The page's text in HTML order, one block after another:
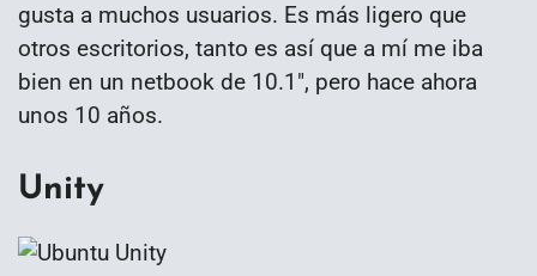
gusta a muchos usuarios. Es más ligero que
otros escritorios, tanto es así que a mí me iba
bien en un netbook de 10.1″, pero hace ahora
unos 10 años.
Unity